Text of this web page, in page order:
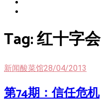
Tag:红十字会
新闻酸菜馆28/04/2013
第74期：信任危机